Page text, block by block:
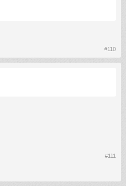
#110
#111